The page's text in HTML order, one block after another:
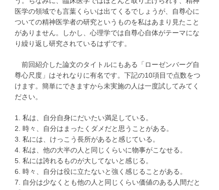
医学の領域でも言葉くらいは出てくるでしょうが、自尊心に
ついての精神医学者の研究というものを私はあまり見たこと
がありません。しかし、心理学では自尊心自体がテーマにな
り繰り返し研究されているはずです。
前回紹介した論文のタイトルにもある「ローゼンバーグ自
尊心尺度」はそれなりに有名です。下記の10項目で点数をつ
けます。簡単にできますから未実施の人は一度試してみてく
ださい。
1. 私は、自分自身にだいたい満足している。
2. 時々、自分はまったくダメだと思うことがある。
3. 私には、けっこう長所があると感じている。
4. 私は、他の大半の人と同じくらいに物事がこなせる。
5. 私には誇れるものが大してないと感じる。
6. 時々、自分は役に立たないと強く感じることがある。
7. 自分は少なくとも他の人と同じくらい価値のある人間だと